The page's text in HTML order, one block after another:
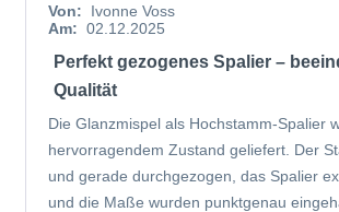
Von:
Ivonne Voss
Am: 02.12.2025
Perfekt gezogenes Spalier –
Qualität
Die Glanzmispel als Hochstamm-Spalier
hervorragendem Zustand geliefert. Der
und gerade durchgezogen, das Spalier
und die Maße wurden punktgenau